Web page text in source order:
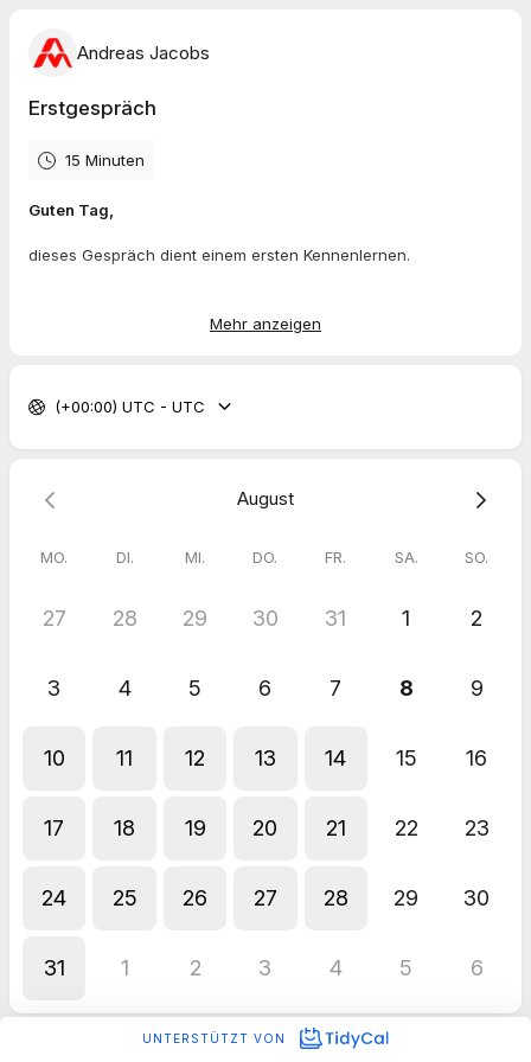
Andreas Jacobs
Erstgespräch
15 Minuten
Guten Tag,
dieses Gespräch dient einem ersten Kennenlernen.
Fragen zum Ablauf. Danach haben Sie ein gutes Gefühl dafür,
Andreas Jacobs
Mehr anzeigen
(+00:00) UTC - UTC
August
MO. DI. MI. DO. FR. SA. SO.
27 28 29 30 31 1 2
3 4 5 6 7 8 9
10 11 12 13 14 15 16
17 18 19 20 21 22 23
24 25 26 27 28 29 30
31 1 2 3 4 5 6
UNTERSTÜTZT VON